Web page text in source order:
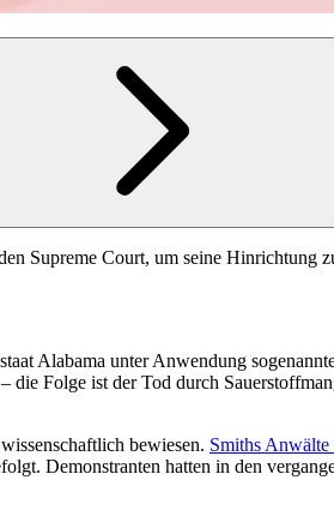
Supreme Court, um seine Hinrichtung
Alabama unter Anwendung
Folge ist der Tod durch
bewiesen. Smiths Anwälte
Demonstranten hatten in den